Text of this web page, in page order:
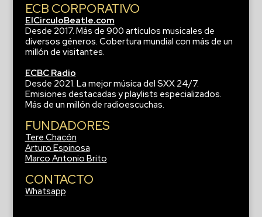
ECB CORPORATIVO
ElCirculoBeatle.com
Desde 2017. Más de 900 artículos musicales de
diversos géneros. Cobertura mundial con más de un
millón de visitantes.
ECBC Radio
Desde 2021. La mejor música del SXX 24/7.
Emisiones destacadas y playlists especializados.
Más de un millón de radioescuchas.
FUNDADORES
Tere Chacón
Arturo Espinosa
Marco Antonio Brito
CONTACTO
Whatsapp